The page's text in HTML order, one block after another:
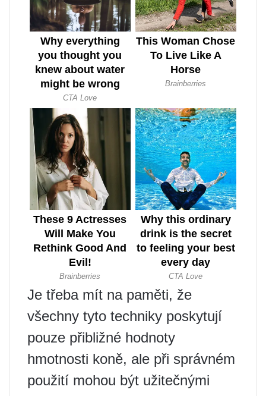
Je třeba mít na paměti, že
všechny tyto techniky poskytují
pouze přibližné hodnoty
hmotnosti koně, ale při správném
použití mohou být užitečnými